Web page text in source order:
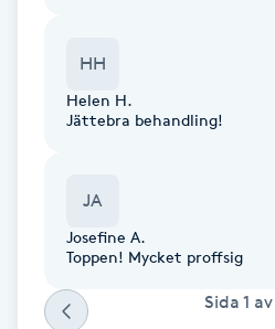
Extensions
Extensions borttagning
Eyeliner-tatuering
HH
Helen H.
Jättebra behandling!
JA
Josefine A.
Toppen! Mycket proffsig
Sida 1 av